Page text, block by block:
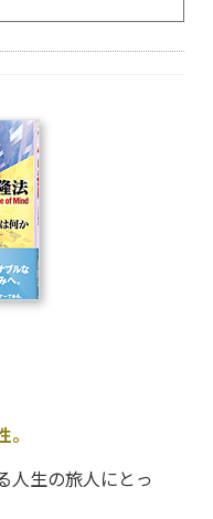
人生の旅人にとっ